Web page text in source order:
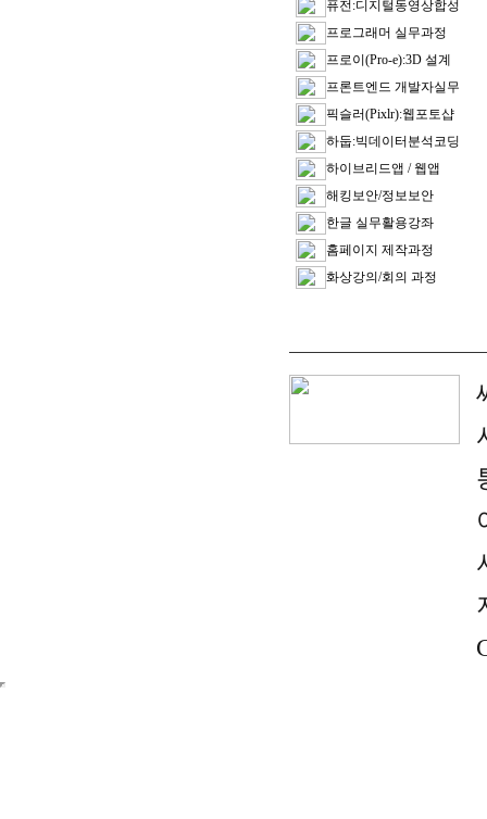
퓨전:디지털동영상합성
프로그래머 실무과정
프로이(Pro-e):3D 설계
프론트엔드 개발자실무
픽슬러(Pixlr):웹포토샵
하둡:빅데이터분석코딩
하이브리드앱 / 웹앱
해킹보안/정보보안
한글 실무활용강좌
홈페이지 제작과정
화상강의/회의 과정